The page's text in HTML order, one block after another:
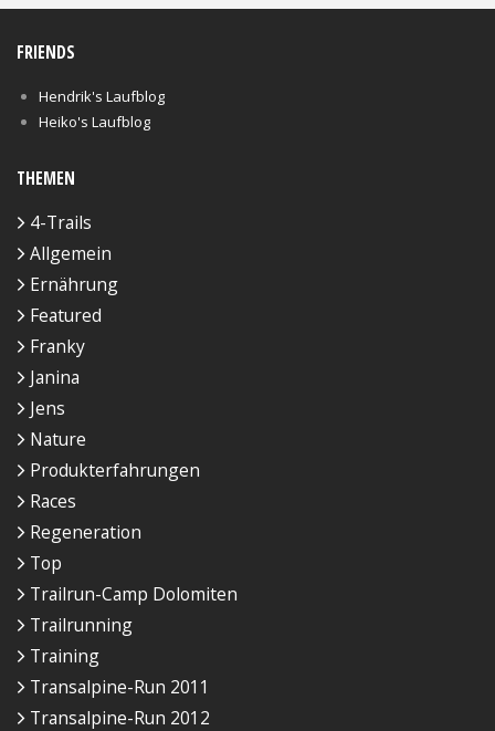
FRIENDS
Hendrik's Laufblog
Heiko's Laufblog
THEMEN
4-Trails
Allgemein
Ernährung
Featured
Franky
Janina
Jens
Nature
Produkterfahrungen
Races
Regeneration
Top
Trailrun-Camp Dolomiten
Trailrunning
Training
Transalpine-Run 2011
Transalpine-Run 2012